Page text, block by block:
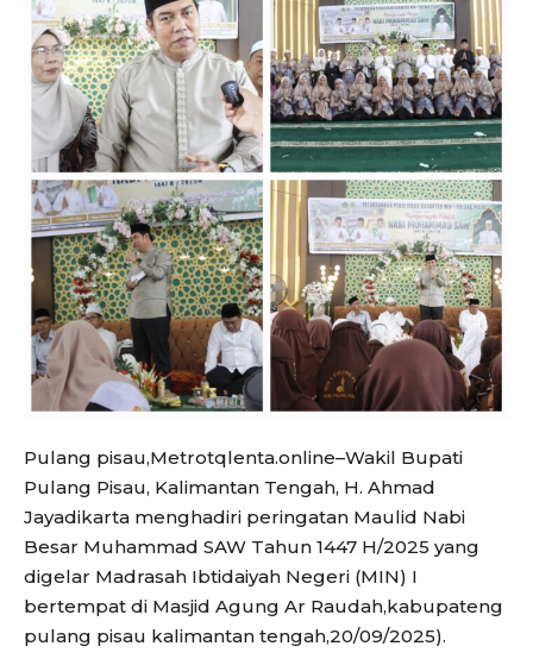
Pulang pisau,Metrotqlenta.online–Wakil Bupati
Pulang Pisau, Kalimantan Tengah, H. Ahmad
Jayadikarta menghadiri peringatan Maulid Nabi
Besar Muhammad SAW Tahun 1447 H/2025 yang
digelar Madrasah Ibtidaiyah Negeri (MIN) I
bertempat di Masjid Agung Ar Raudah,kabupateng
pulang pisau kalimantan tengah,20/09/2025).